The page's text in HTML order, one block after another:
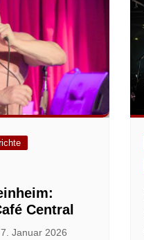
Central
7. Januar 2026